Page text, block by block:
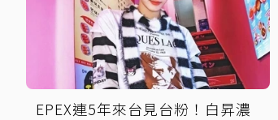
EPEX連5年來台見台粉！白昇濃